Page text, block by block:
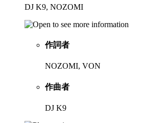
DJ K9, NOZOMI
作詞者
NOZOMI, VON
作曲者
DJ K9